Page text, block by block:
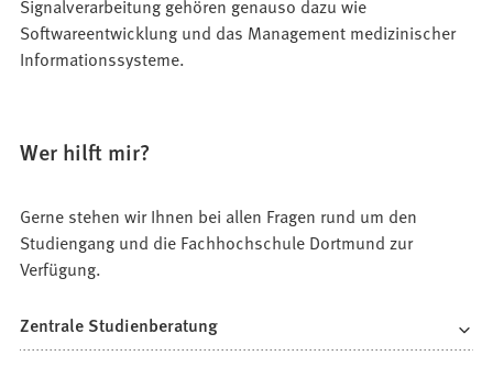
Signalverarbeitung gehören genauso dazu wie
Softwareentwicklung und das Management medizinischer
Informationssysteme.
Wer hilft mir?
Gerne stehen wir Ihnen bei allen Fragen rund um den
Studiengang und die Fachhochschule Dortmund zur
Verfügung.
Zentrale Studienberatung